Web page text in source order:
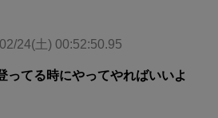
24(土) 00:52:50.95
ってる時にやってやればいいよ